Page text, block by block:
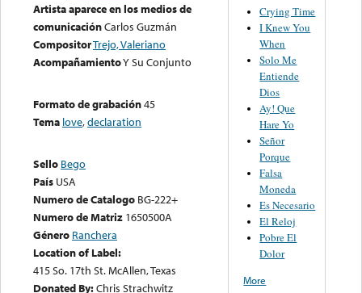
Artista aparece en los medios de
comunicaciónCarlos Guzmán
CompositorTrejo, Valeriano
AcompañamientoY Su Conjunto
Formato de grabación45
Tema love,declaration
Sello Bego
País USA
Numero de Catalogo BG-222+
Numero de Matriz 1650500A
Género Ranchera
Location of Label:
415 So. 17th St. McAllen, Texas
Donated By:Chris Strachwitz
Crying Time
I Knew You
When
Solo Me
Entiende
Dios
Ay! Que
Hare Yo
Señor
Porque
Falsa
Moneda
Es Necesario
El Reloj
Pobre El
Dolor
More